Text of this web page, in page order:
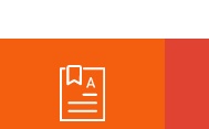
企業向け
《3DGS》